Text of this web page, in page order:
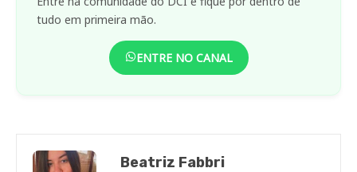
tudo em primeira mão.
ENTRE NO CANAL
Beatriz Fabbri